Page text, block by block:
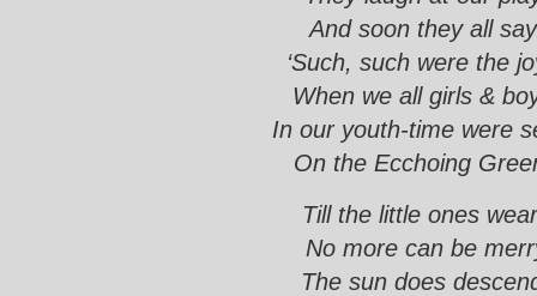
And soon they all
‘Such, such were the
When we all girls &
In our youth-time were
On the Ecchoing
Till the little ones
No more can be
The sun does